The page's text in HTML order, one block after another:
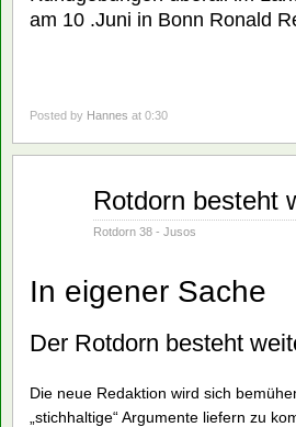
am 10 .Juni in Bonn Ronald
Posted by Hannes at 0:30
Rotdorn besteht
Rotdorn 38 - Jusos
In eigener Sache
Der Rotdorn besteht
Die neue Redaktion wird sich
„stichhaltige“ Argumente liefern zu